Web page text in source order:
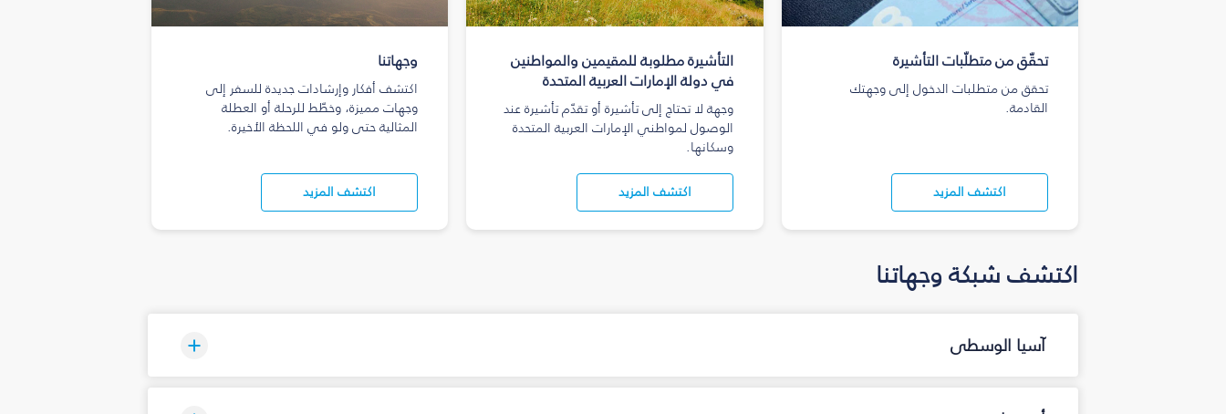
تحقّق من متطلّبات التأشيرة
تحقق من متطلبات الدخول إلى وجهتك
القادمة.
اكتشف المزيد
التأشيرة مطلوبة للمقيمين والمواطنين
في دولة الإمارات العربية المتحدة
وجهة لا تحتاج إلى تأشيرة أو تقدّم تأشيرة عند
الوصول لمواطني الإمارات العربية المتحدة
وسكانها.
اكتشف المزيد
وجهاتنا
اكتشف أفكار وإرشادات جديدة للسفر إلى
وجهات مميزة، وخطّط للرحلة أو العطلة
المثالية حتى ولو في اللحظة الأخيرة.
اكتشف المزيد
اكتشف شبكة وجهاتنا
آسيا الوسطى